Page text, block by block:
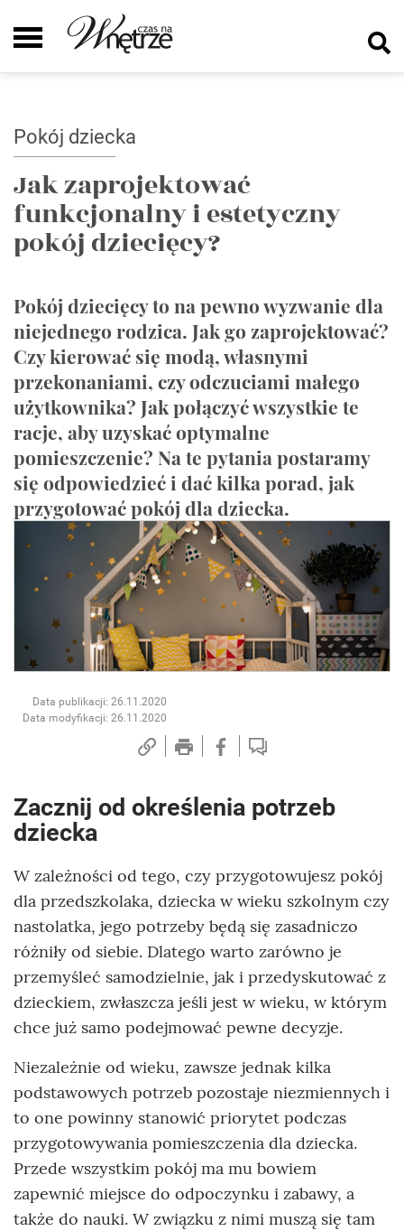
Pokój dziecka
Jak zaprojektować
funkcjonalny i estetyczny
pokój dziecięcy?
Pokój dziecięcy to na pewno wyzwanie dla
niejednego rodzica. Jak go zaprojektować?
Czy kierować się modą, własnymi
przekonaniami, czy odczuciami małego
użytkownika? Jak połączyć wszystkie te
racje, aby uzyskać optymalne
pomieszczenie? Na te pytania postaramy
się odpowiedzieć i dać kilka porad, jak
przygotować pokój dla dziecka.
Data publikacji: 26.11.2020
Data modyfikacji: 26.11.2020
Zacznij od określenia potrzeb
dziecka
W zależności od tego, czy przygotowujesz pokój
dla przedszkolaka, dziecka w wieku szkolnym czy
nastolatka, jego potrzeby będą się zasadniczo
różniły od siebie. Dlatego warto zarówno je
przemyśleć samodzielnie, jak i przedyskutować z
dzieckiem, zwłaszcza jeśli jest w wieku, w którym
chce już samo podejmować pewne decyzje.
Niezależnie od wieku, zawsze jednak kilka
podstawowych potrzeb pozostaje niezmiennych i
to one powinny stanowić priorytet podczas
przygotowywania pomieszczenia dla dziecka.
Przede wszystkim pokój ma mu bowiem
zapewnić miejsce do odpoczynku i zabawy, a
także do nauki. W związku z nimi muszą się tam